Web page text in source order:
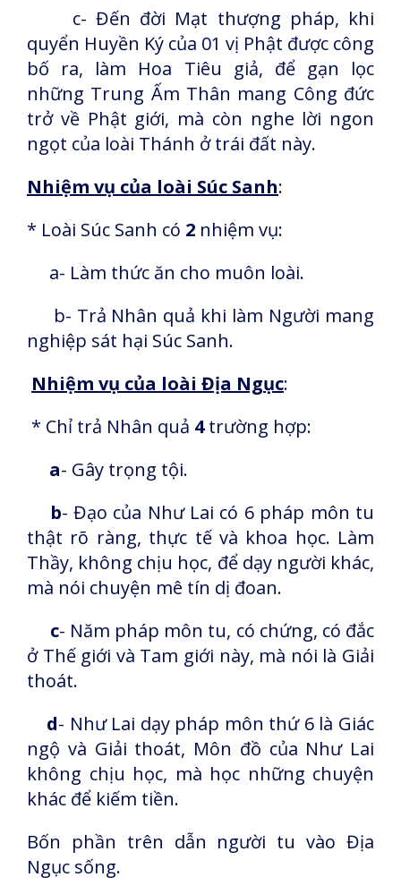
c- Đến đời Mạt thượng pháp, khi
quyển Huyền Ký của 01 vị Phật được công
bố ra, làm Hoa Tiêu giả, để gạn lọc
những Trung Ấm Thân mang Công đức
trở về Phật giới, mà còn nghe lời ngon
ngọt của loài Thánh ở trái đất này.
Nhiệm vụ của loài Súc Sanh:
* Loài Súc Sanh có 2 nhiệm vụ:
a- Làm thức ăn cho muôn loài.
b- Trả Nhân quả khi làm Người mang
nghiệp sát hại Súc Sanh.
Nhiệm vụ của loài Địa Ngục:
* Chỉ trả Nhân quả 4trường hợp:
a- Gây trọng tội.
b- Đạo của Như Lai có 6 pháp môn tu
thật rõ ràng, thực tế và khoa học. Làm
Thầy, không chịu học, để dạy người khác,
mà nói chuyện mê tín dị đoan.
c- Năm pháp môn tu, có chứng, có đắc
ở Thế giới và Tam giới này, mà nói là Giải
thoát.
d- Như Lai dạy pháp môn thứ 6 là Giác
ngộ và Giải thoát, Môn đồ của Như Lai
không chịu học, mà học những chuyện
khác để kiếm tiền.
Bốn phần trên dẫn người tu vào Địa
Ngục sống.